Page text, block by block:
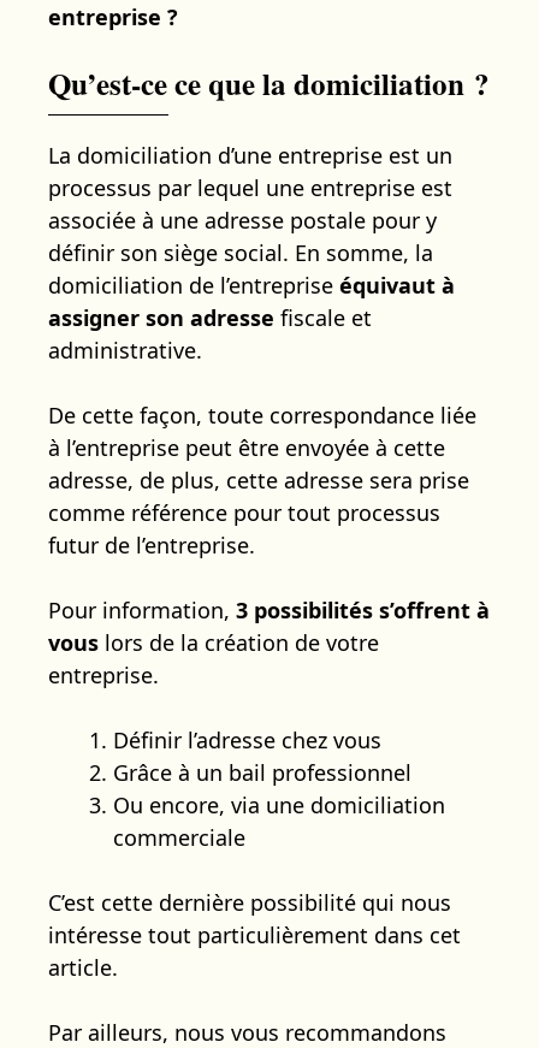
entreprise ?
Qu’est-ce ce que la domiciliation ?
La domiciliation d’une entreprise est un
processus par lequel une entreprise est
associée à une adresse postale pour y
définir son siège social. En somme, la
domiciliation de l’entreprise équivaut à
assigner son adresse fiscale et
administrative.
De cette façon, toute correspondance liée
à l’entreprise peut être envoyée à cette
adresse, de plus, cette adresse sera prise
comme référence pour tout processus
futur de l’entreprise.
Pour information, 3 possibilités s’offrent à
vous lors de la création de votre
entreprise.
Définir l’adresse chez vous
Grâce à un bail professionnel
Ou encore, via une domiciliation
commerciale
C’est cette dernière possibilité qui nous
intéresse tout particulièrement dans cet
article.
Par ailleurs, nous vous recommandons